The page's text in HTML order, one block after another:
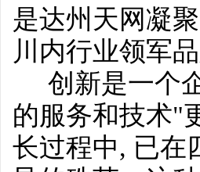
是达州天网凝
川内行业领军
创新是一个
的服务和技术"
长过程中, 已